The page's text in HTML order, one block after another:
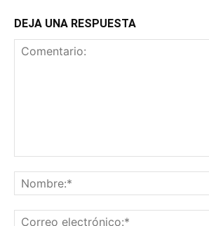
DEJA UNA RESPUESTA